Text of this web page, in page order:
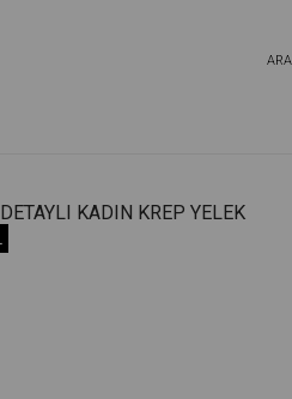
ARA
KADIN KREP YELEK